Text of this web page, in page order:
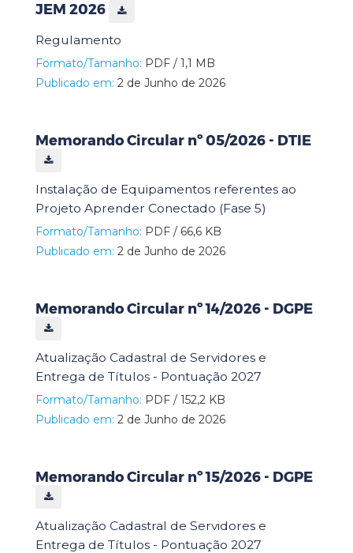
JEM 2026
Regulamento
Formato/Tamanho: PDF / 1,1 MB
Publicado em: 2 de Junho de 2026
Memorando Circular nº 05/2026 - DTIE
Instalação de Equipamentos referentes ao
Projeto Aprender Conectado (Fase 5)
Formato/Tamanho: PDF / 66,6 KB
Publicado em: 2 de Junho de 2026
Memorando Circular nº 14/2026 - DGPE
Atualização Cadastral de Servidores e
Entrega de Títulos - Pontuação 2027
Formato/Tamanho: PDF / 152,2 KB
Publicado em: 2 de Junho de 2026
Memorando Circular nº 15/2026 - DGPE
Atualização Cadastral de Servidores e
Entrega de Títulos - Pontuação 2027